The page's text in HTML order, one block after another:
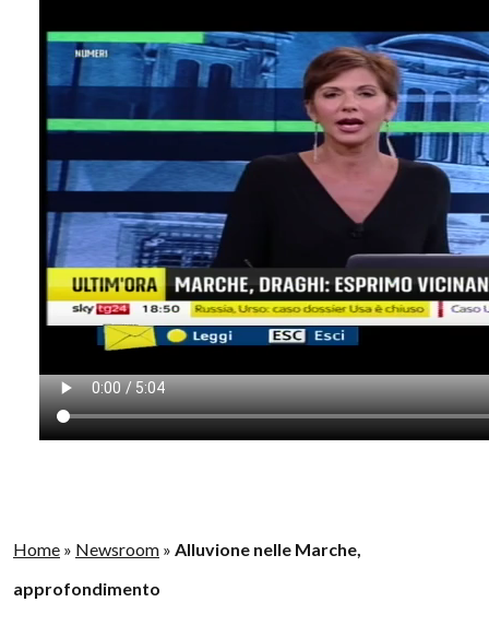
Home » Newsroom » Alluvione nelle Marche,
approfondimento